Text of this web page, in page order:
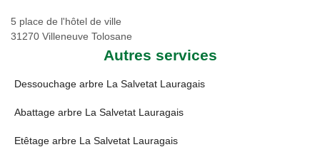
5 place de l'hôtel de ville
31270 Villeneuve Tolosane
Autres services
Dessouchage arbre La Salvetat Lauragais
Abattage arbre La Salvetat Lauragais
Etêtage arbre La Salvetat Lauragais